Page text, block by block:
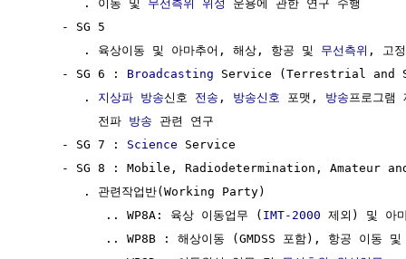
        . 이동 및
무선측위 위성
운용에 관한 연구 수행
     - SG 5
        . 육상이동 및 아마추어, 해상, 항공 및
무선측위 , 고
     - SG 6 :
Broadcasting Service (Terrestrial and
        .
지상파 방송신호 전송 , 방송신호 포맷, 방송프로그
          전파
방송 관련 연구
     - SG 7 :
Science Service
- SG 8 : Mobile, Radiodetermination, Amateur
        . 관련작업반(Working Party)
           .. WP8A: 육상 이동업무 (
IMT-2000 제외) 및 아
.. WP8B : 해상이동 (GMDSS 포함), 항공 이동